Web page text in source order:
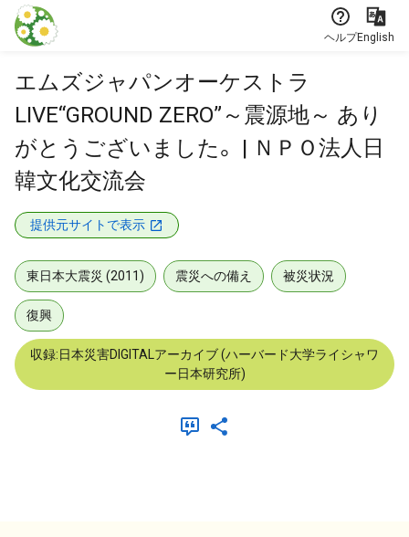
本文に飛ぶ
ヘルプEnglish
エムズジャパンオーケストラ
LIVE“GROUND ZERO”～震源地～ あり
がとうございました。 | ＮＰＯ法人日
韓文化交流会
提供元サイトで表示
東日本大震災 (2011) 震災への備え 被災状況
復興
収録:日本災害DIGITALアーカイブ (ハーバード大学ライシャワ
ー日本研究所)